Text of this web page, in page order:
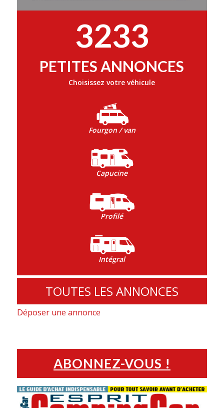
3233
PETITES ANNONCES
Choisissez votre véhicule
Fourgon / van
Capucine
Profilé
Intégral
TOUTES LES ANNONCES
Déposer une annonce
ABONNEZ-VOUS !